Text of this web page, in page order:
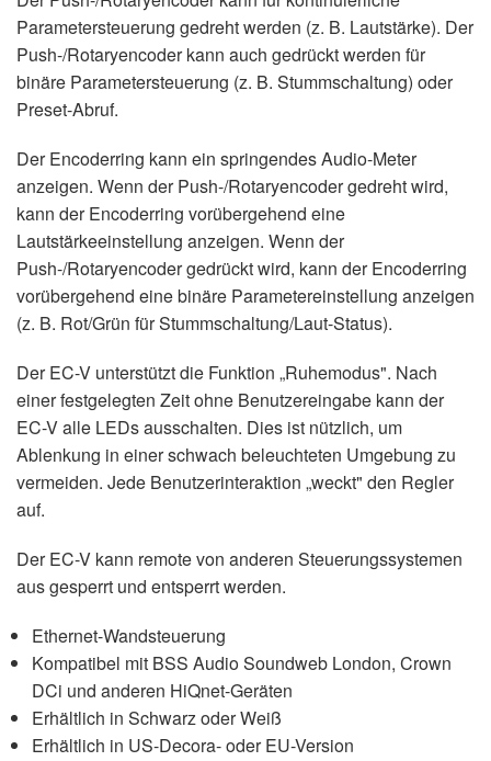
Parametersteuerung gedreht werden (z. B. Lautstärke). Der
Push-/Rotaryencoder kann auch gedrückt werden für
binäre Parametersteuerung (z. B. Stummschaltung) oder
Preset-Abruf.
Der Encoderring kann ein springendes Audio-Meter
anzeigen. Wenn der Push-/Rotaryencoder gedreht wird,
kann der Encoderring vorübergehend eine
Lautstärkeeinstellung anzeigen. Wenn der
Push-/Rotaryencoder gedrückt wird, kann der Encoderring
vorübergehend eine binäre Parametereinstellung anzeigen
(z. B. Rot/Grün für Stummschaltung/Laut-Status).
Der EC-V unterstützt die Funktion „Ruhemodus". Nach
einer festgelegten Zeit ohne Benutzereingabe kann der
EC-V alle LEDs ausschalten. Dies ist nützlich, um
Ablenkung in einer schwach beleuchteten Umgebung zu
vermeiden. Jede Benutzerinteraktion „weckt" den Regler
auf.
Der EC-V kann remote von anderen Steuerungssystemen
aus gesperrt und entsperrt werden.
Ethernet-Wandsteuerung
Kompatibel mit BSS Audio Soundweb London, Crown
DCi und anderen HiQnet-Geräten
Erhältlich in Schwarz oder Weiß
Erhältlich in US-Decora- oder EU-Version